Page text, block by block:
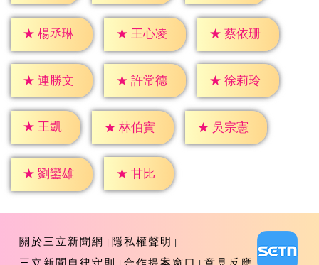
★ 楊丞琳 ★ 王心凌 ★ 蔡依珊
★ 連勝文 ★ 許常德 ★ 徐莉玲
★ 王凱 ★ 林伯實 ★ 吳宗憲
★ 劉鑾雄 ★ 甘比
關於三立新聞網
隱私權聲明
三立新聞自律守則
合作提案窗口 意見反應